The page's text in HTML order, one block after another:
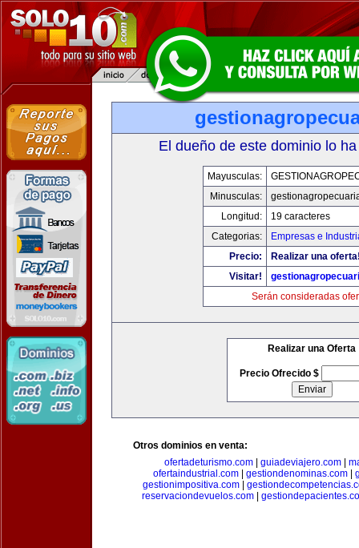
El dueño de este dominio lo
Mayusculas:
Minusculas:
Longitud:
19 caracteres
Categorias:
Empresas e
Precio:
Realizar una
Visitar!
Serán consideradas
Realizar una Oferta
Precio Ofrecido $
Otros dominios en venta:
ofertadeturismo.com| guiadeviajero.com|
ofertaindustrial.com| gestiondenominas.com|
gestionimpositiva.com
reservaciondevuelos.com